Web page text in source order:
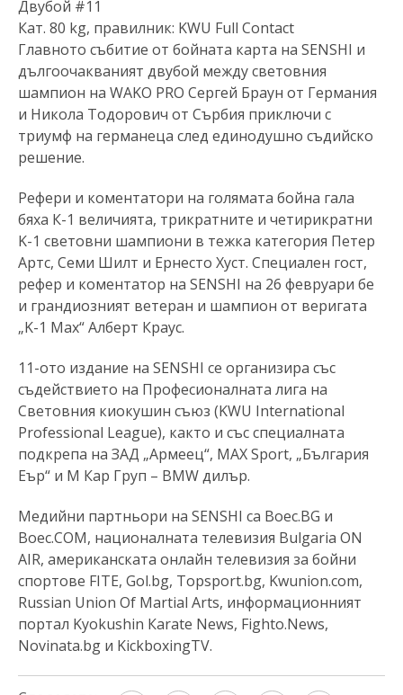
Двубой #11
Кат. 80 kg, правилник: KWU Full Contact
Главното събитие от бойната карта на SENSHI и
дългоочакваният двубой между световния
шампион на WAKO PRO Сергей Браун от Германия
и Никола Тодорович от Сърбия приключи с
триумф на германеца след единодушно съдийско
решение.
Рефери и коментатори на голямата бойна гала
бяха К-1 величията, трикратните и четирикратни
K-1 световни шампиони в тежка категория Петер
Артс, Семи Шилт и Ернесто Хуст. Специален гост,
рефер и коментатор на SENSHI на 26 февруари бе
и грандиозният ветеран и шампион от веригата
„K-1 Max“ Алберт Краус.
11-ото издание на SENSHI се организира със
съдействието на Професионалната лига на
Световния киокушин съюз (KWU International
Professional League), както и със специалната
подкрепа на ЗАД „Армеец“, MAX Sport, „България
Еър“ и М Кар Груп – BMW дилър.
Медийни партньори на SENSHI са Boec.BG и
Boec.COM, националната телевизия Bulgaria ON
AIR, американската онлайн телевизия за бойни
спортове FITE, Gol.bg, Topsport.bg, Kwunion.com,
Russian Union Of Martial Arts, информационният
портал Kyokushin Кarate News, Fighto.News,
Novinata.bg и KickboxingTV.